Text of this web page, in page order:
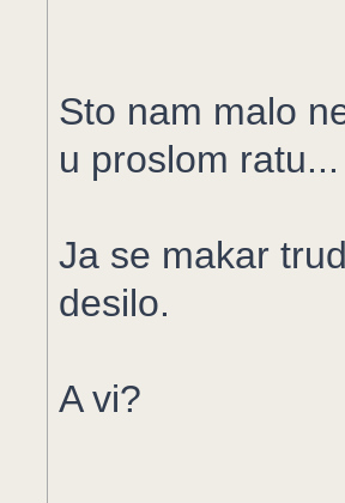
Sto nam malo
u proslom ratu...
Ja se makar
desilo.
A vi?